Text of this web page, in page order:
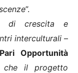
”.
di crescita e
interculturali –
Opportunità
che il progetto